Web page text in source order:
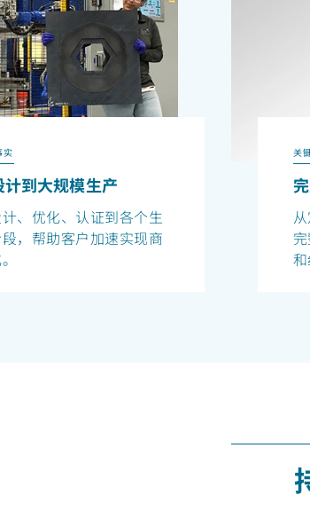
实
计到大规模生产
、优化、认证到各个生
，帮助客户加速实现商
关
和